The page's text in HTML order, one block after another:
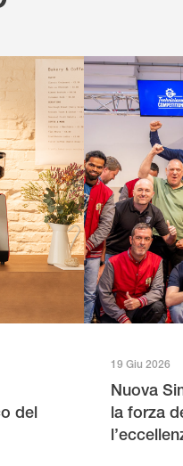
del
19 Giu 2026
Nuova
la forza